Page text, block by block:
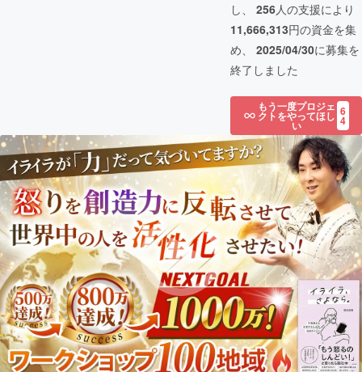
し、 256人の支援により
11,666,313円の資金を集
め、 2025/04/30に募集を
終了しました
もう一度プロジェ
クトをやってほし
い
6
4